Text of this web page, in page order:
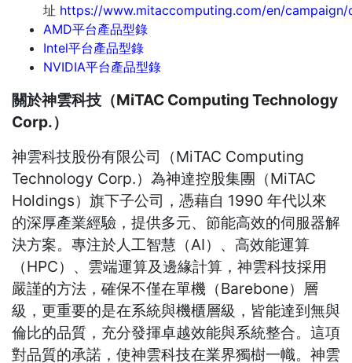
址 https://www.mitaccomputing.com/en/
AMD平台產品型錄
Intel平台產品型錄
NVIDIA平台產品型錄
關於神雲科技（MiTAC Computing Technology
Corp.）
神雲科技股份有限公司（MiTAC Computing
Technology Corp.）為神達控股集團（MiTAC
Holdings）旗下子公司，憑藉自 1990 年代以來
的深厚產業經驗，提供多元、節能高效的伺服器解
決方案。專注於人工智慧（AI）、高效能運算
（HPC）、雲端運算及邊緣計算，神雲科技採用
嚴謹的方法，確保不僅在單機（Barebone）層
級，更重要的是在系統與機櫃層級，皆能達到無與
倫比的品質，充分發揮卓越效能與系統整合。這項
對品質的承諾，使神雲科技在業界獨樹一幟。神雲